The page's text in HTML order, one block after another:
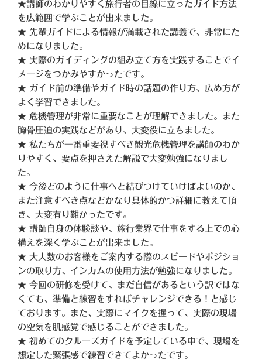
★講師のわかりやすく旅行者の目線に立ったガイド方法
を広範囲で学ぶことが出来ました。
★ 先輩ガイドによる情報が満載された講義で、非常にた
めになりました。
★ 実際のガイディングの組み立て方を実践することでイ
メージをつかみやすかったです。
★ ガイド前の準備やガイド時の話題の作り方、広め方が
よく学習できました。
★ 危機管理が非常に重要なことが理解できました。また
胸骨圧迫の実践などがあり、大変役に立ちました。
★ 私たちが一番重要視すべき観光危機管理を講師のわか
りやすく、要点を押さえた解説で大変勉強になりまし
た。
★ 今後どのように仕事へと結びつけていけばよいのか、
また注意すべき点などかなり具体的かつ詳細に教えて頂
き、大変有り難かったです。
★ 講師自身の体験談や、旅行業界で仕事をする上での心
構えを深く学ぶことが出来ました。
★ 大人数のお客様をご案内する際のスピードやポジショ
ンの取り方、インカムの使用方法が勉強になりました。
★ 今回の研修を受けて、まだ自信があるという訳ではな
くても、準備と練習をすればチャレンジできる！と感じ
ております。また、実際にマイクを握って、実際の現場
の空気を肌感覚で感じることができました。
★ 初めてのクルーズガイドを予定している中で、現場を
想定した緊張感で練習できてよかったです。